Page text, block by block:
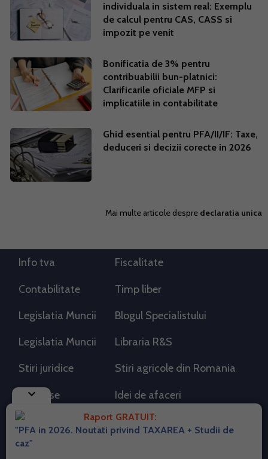
individuala in sistem real: Exemplu
de calcul pentru CAS, CASS si
impozit pe venit
Bonificatia de 3% pentru
contribuabilii bun-platnici:
Clarificarile oficiale MFP si
implicatiile in contabilitate
Ghid esential pentru PFA/II/IF: Taxe,
deduceri si decizii corecte in 2026
Mai multe articole despre declaratia unica
keyboard_arrow_down
Raport GRATUIT:
"PFA in 2026. Noutati privind TAXAREA + Studii de
caz"
Info tva Fiscalitate
Contabilitate Timp liber
Legislatia Muncii Blogul Specialistului
Legislatia Muncii Libraria R&S
Stiri juridice Stiri agricole din Romania
AdSense Idei de afaceri
RSS Flux RSS 2.0